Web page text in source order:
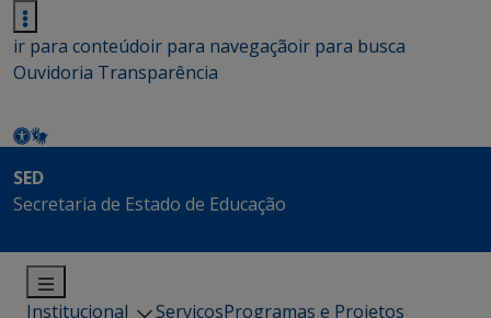
ir para conteúdoir para navegaçãoir para busca
Ouvidoria Transparência
SED
Secretaria de Estado de Educação
Institucional ServiçosProgramas e Projetos